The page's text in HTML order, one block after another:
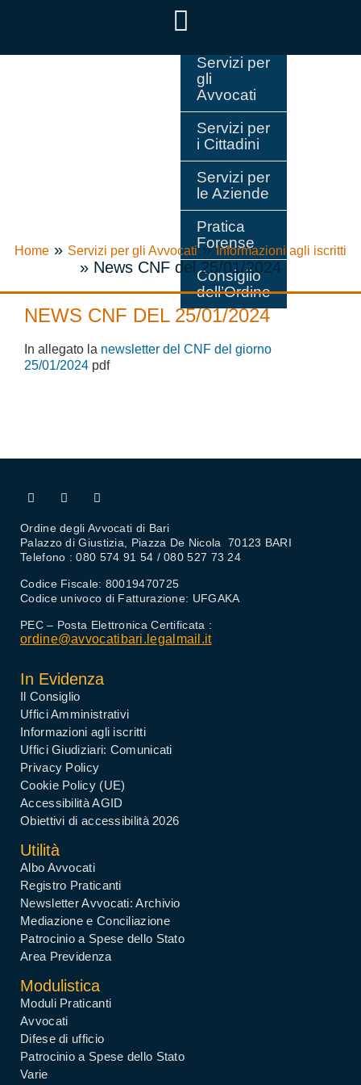
Servizi per
gli
Avvocati
Servizi per
i Cittadini
Servizi per
le Aziende
Pratica
Forense
Consiglio
dell’Ordine
Home » Servizi per gli Avvocati»Informazioni agli iscritti
» News CNF del 25/01/2024
NEWS CNF DEL 25/01/2024
In allegato la newsletter del CNF del giorno
25/01/2024 pdf
Ordine degli Avvocati di Bari
Palazzo di Giustizia, Piazza De Nicola 70123 BARI
Telefono : 080 574 91 54 / 080 527 73 24
Codice Fiscale: 80019470725
Codice univoco di Fatturazione: UFGAKA
PEC – Posta Elettronica Certificata :
ordine@avvocatibari.legalmail.it
In Evidenza
Il Consiglio
Uffici Amministrativi
Informazioni agli iscritti
Uffici Giudiziari: Comunicati
Privacy Policy
Cookie Policy (UE)
Accessibilità AGID
Obiettivi di accessibilità 2026
Utilità
Albo Avvocati
Registro Praticanti
Newsletter Avvocati: Archivio
Mediazione e Conciliazione
Patrocinio a Spese dello Stato
Area Previdenza
Modulistica
Moduli Praticanti
Avvocati
Difese di ufficio
Patrocinio a Spese dello Stato
Varie